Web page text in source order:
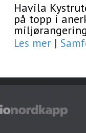
Havila
på topp i
Les mer |